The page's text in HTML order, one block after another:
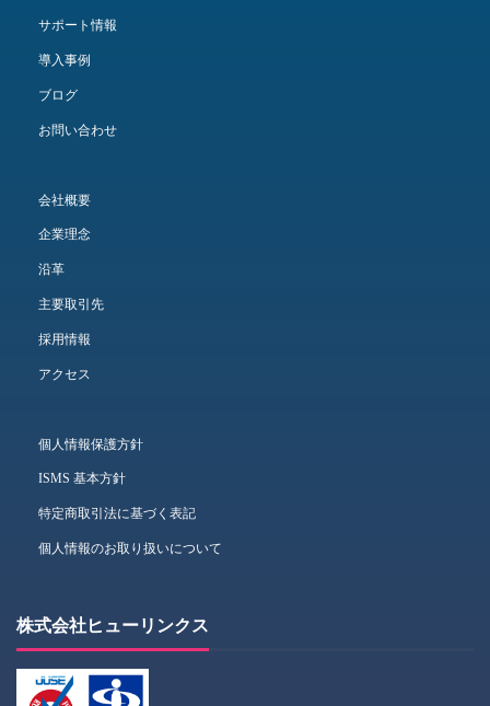
サポート情報
導入事例
ブログ
お問い合わせ
会社概要
企業理念
沿革
主要取引先
採用情報
アクセス
個人情報保護方針
ISMS 基本方針
特定商取引法に基づく表記
個人情報のお取り扱いについて
株式会社ヒューリンクス